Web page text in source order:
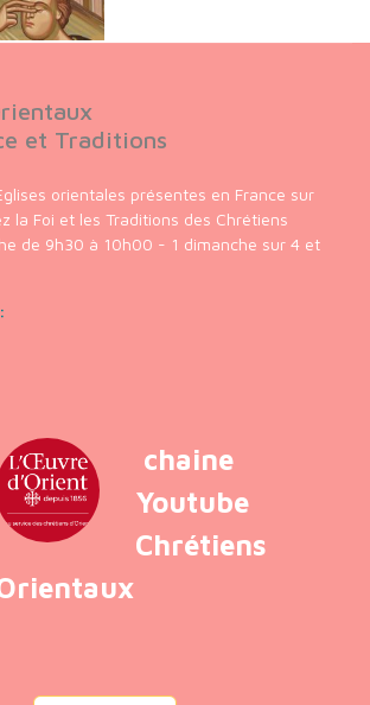
et Traditions
orientales présentes en France sur
la Foi et les Traditions des Chrétiens
de 9h30 à 10h00 - 1 dimanche sur 4 et
chaine
Youtube
Chrétiens